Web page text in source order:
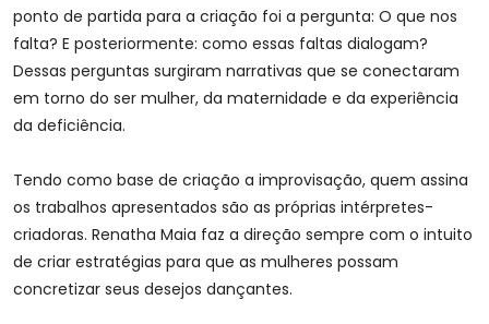
ponto de partida para a criação foi a pergunta: O que nos
falta? E posteriormente: como essas faltas dialogam?
Dessas perguntas surgiram narrativas que se conectaram
em torno do ser mulher, da maternidade e da experiência
da deficiência.
Tendo como base de criação a improvisação, quem assina
os trabalhos apresentados são as próprias intérpretes-
criadoras. Renatha Maia faz a direção sempre com o intuito
de criar estratégias para que as mulheres possam
concretizar seus desejos dançantes.